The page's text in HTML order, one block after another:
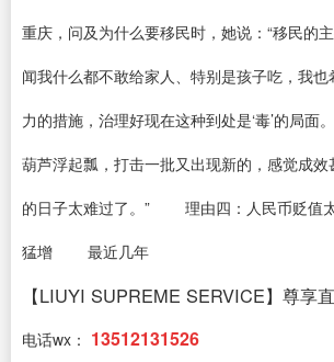
重庆，问及为什么要移民时，她说：“移民的
闻我什么都不敢给家人、特别是孩子吃，我
力的措施，治理好现在这种到处是‘毒’的局面
葫芦浮起瓢，打击一批又出现新的，感觉成
的日子太难过了。” 理由四：人民币贬值
猛增 最近几年
【LIUYI SUPREME SERVICE】尊享
电话wx： 13512131526